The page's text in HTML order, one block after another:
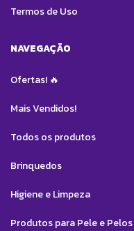
Termos de Uso
NAVEGAÇÃO
Ofertas! 🔥
Mais Vendidos!
Todos os produtos
Brinquedos
Higiene e Limpeza
Produtos para Pele e Pelos